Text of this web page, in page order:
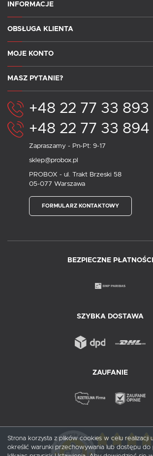
INFORMACJE
OBSŁUGA KLIENTA
MOJE KONTO
MASZ PYTANIE?
+48 22 77 33 893
+48 22 77 33 894
Zapraszamy - Pn-Pt: 9-17
sklep@probox.pl
PROBOX - ul. Trakt Brzeski 58
05-077 Warszawa
FORMULARZ KONTAKTOWY
BEZPIECZNE PŁATNOŚCI
SZYBKA DOSTAWA
ZAUFANIE
Strona korzysta z plików cookies w celu realizacji
określić warunki przechowywania lub dostępu do